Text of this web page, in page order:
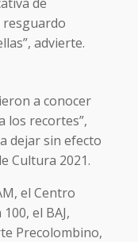
resguardo
advierte.
a conocer
los recortes”,
dejar sin efecto
Cultura 2021.
el Centro
el BAJ,
Precolombino,